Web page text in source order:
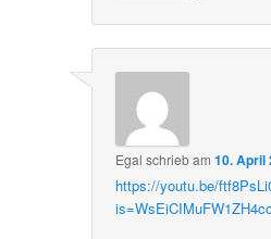
Egal schriebam10. April
https://youtu.be/
is=WsEiCIMuFW1ZH4cc